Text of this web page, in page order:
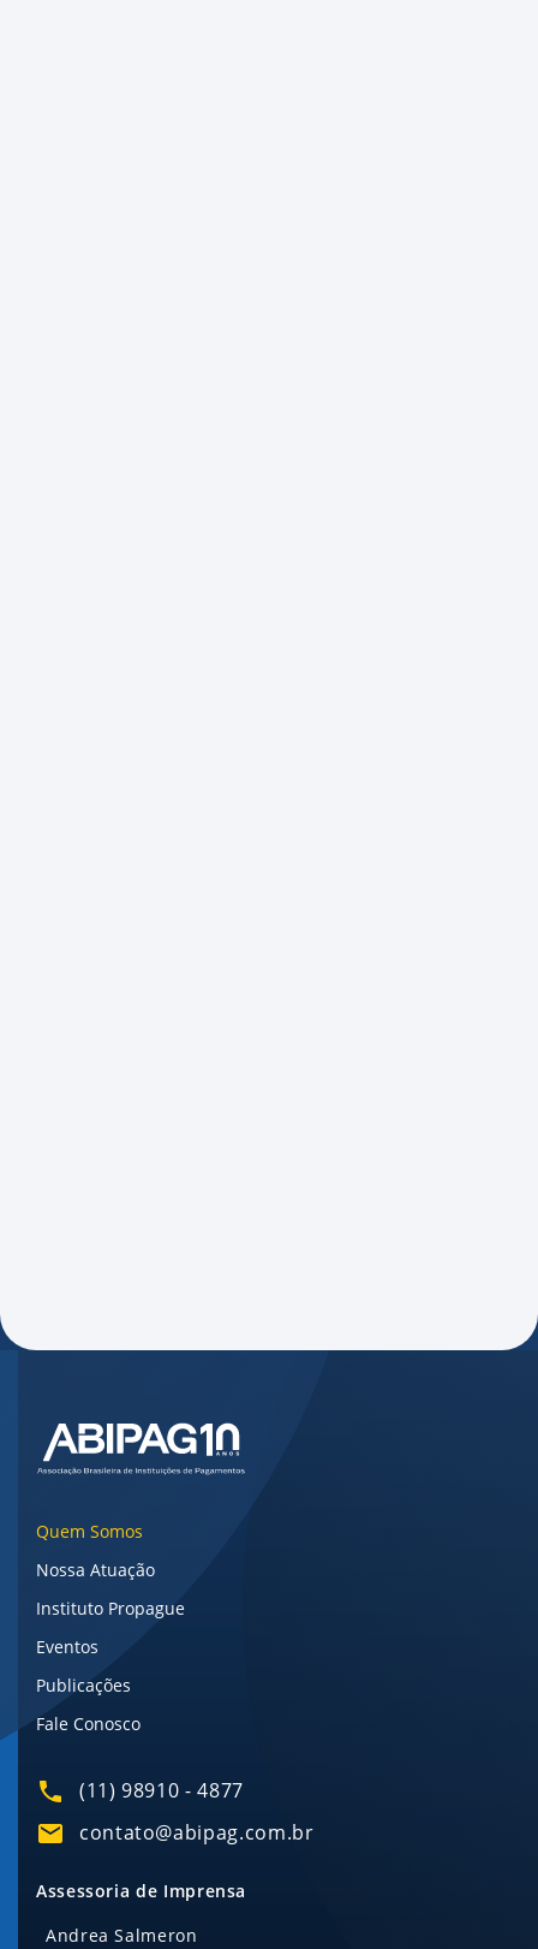
Quem Somos
Nossa Atuação
Instituto Propague
Eventos
Publicações
Fale Conosco
(11) 98910 - 4877
contato@abipag.com.br
Assessoria de Imprensa
Andrea Salmeron